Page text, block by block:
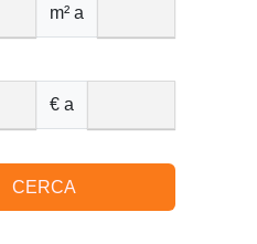
m² a
€ a
CERCA